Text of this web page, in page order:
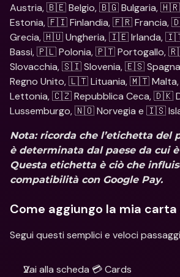
Austria, 🇧🇪 Belgio, 🇧🇬 Bulgaria,
Estonia, 🇫🇮 Finlandia, 🇫🇷 Francia,
Grecia, 🇭🇺 Ungheria, 🇮🇪 Irlanda,
Bassi, 🇵🇱 Polonia, 🇵🇹 Portogallo,
Slovacchia, 🇸🇮 Slovenia, 🇪🇸
Regno Unito, 🇱🇹 Lituania, 🇲🇹
Lettonia, 🇨🇿 Repubblica Ceca, 🇩🇰
Lussemburgo, 🇳🇴 Norvegia e 🇮🇸
Nota: ricorda che l’etichetta del
è determinata dal paese da cui
Questa etichetta è ciò che
compatibilità con Google Pay.
Come aggiungo la mia carta
Segui questi semplici e veloci
Vai alla scheda 💳 Cards